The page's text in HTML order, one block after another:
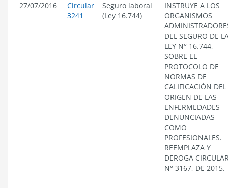
27/07/2016
Circular
3241
Seguro laboral
(Ley 16.744)
INSTRUYE A LOS
ORGANISMOS
DEL SEGURO DE
LEY N° 16.744,
SOBRE EL
PROTOCOLO DE
NORMAS DE
CALIFICACIÓN DEL
ORIGEN DE LAS
ENFERMEDADES
DENUNCIADAS
COMO
PROFESIONALES.
REEMPLAZA Y
DEROGA
N° 3167, DE 2015.